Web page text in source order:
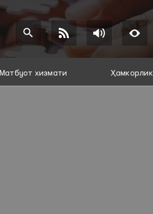
Матбуот хизмати Ҳамкорлик